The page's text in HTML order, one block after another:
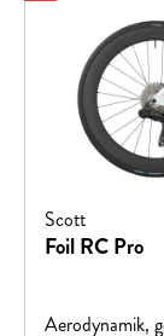
Scott
Foil RC Pro
Aerodynamik,